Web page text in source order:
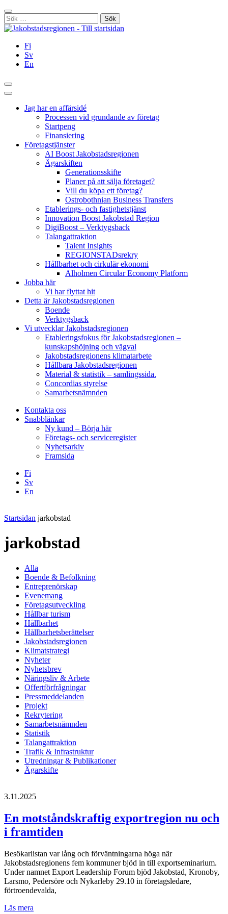
Hoppa
till
innehållet
Stäng
Sök
efter:
Fi
Sv
En
Sök
Huvudmeny
Jag har en affärsidé
Processen vid grundande av företag
Startpeng
Finansiering
Företagstjänster
AI Boost Jakobstadsregionen
Ägarskiften
Generationsskifte
Planer på att sälja företaget?
Vill du köpa ett företag?
Ostrobothnian Business Transfers
Etablerings- och fastighetstjänst
Innovation Boost Jakobstad Region
DigiBoost – Verktygsback
Talangattraktion
Talent Insights
REGIONSTADsrekry
Hållbarhet och cirkulär ekonomi
Alholmen Circular Economy Platform
Jobba här
Vi har flyttat hit
Detta är Jakobstadsregionen
Boende
Verktygsback
Vi utvecklar Jakobstadsregionen
Etableringsfokus för Jakobstadsregionen –
kunskapshöjning och vägval
Jakobstadsregionens klimatarbete
Hållbara Jakobstadsregionen
Material & statistik – samlingssida.
Concordias styrelse
Samarbetsnämnden
Kontakta oss
Snabblänkar
Ny kund – Börja här
Företags- och serviceregister
Nyhetsarkiv
Framsida
Fi
Sv
En
Startsidan jarkobstad
jarkobstad
Alla
Boende & Befolkning
Entreprenörskap
Evenemang
Företagsutveckling
Hållbar turism
Hållbarhet
Hållbarhetsberättelser
Jakobstadsregionen
Klimatstrategi
Nyheter
Nyhetsbrev
Näringsliv & Arbete
Offertförfrågningar
Pressmeddelanden
Projekt
Rekrytering
Samarbetsnämnden
Statistik
Talangattraktion
Trafik & Infrastruktur
Utredningar & Publikationer
Ägarskifte
3.11.2025
En motståndskraftig exportregion nu och
i framtiden
Besökarlistan var lång och förväntningarna höga när
Jakobstadsregionens fem kommuner bjöd in till exportseminarium.
Under namnet Export Leadership Forum bjöd Jakobstad, Kronoby,
Larsmo, Pedersöre och Nykarleby 29.10 in företagsledare,
förtroendevalda,
Läs mera